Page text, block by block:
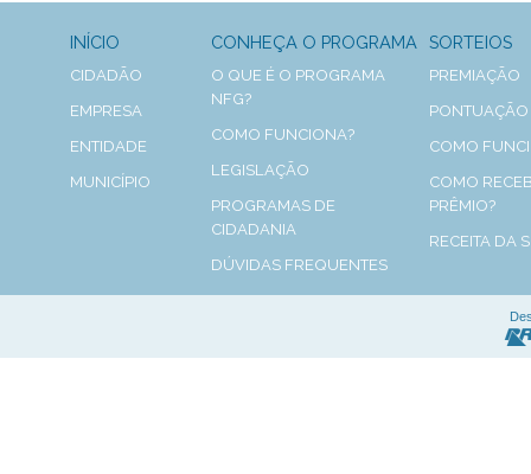
INÍCIO
CIDADÃO
EMPRESA
ENTIDADE
MUNICÍPIO
CONHEÇA O PROGRAMA
O QUE É O PROGRAMA
NFG?
COMO FUNCIONA?
LEGISLAÇÃO
PROGRAMAS DE
CIDADANIA
DÚVIDAS FREQUENTES
SORTEIOS
PREMIAÇÃO
PONTUAÇÃO
COMO
COMO
PRÊMIO?
RECEITA DA